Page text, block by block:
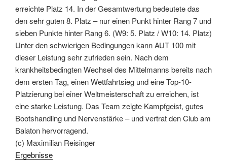
erreichte Platz 14. In der Gesamtwertung bedeutete das
den sehr guten 8. Platz – nur einen Punkt hinter Rang 7 und
sieben Punkte hinter Rang 6. (W9: 5. Platz / W10: 14. Platz)
Unter den schwierigen Bedingungen kann AUT 100 mit
dieser Leistung sehr zufrieden sein. Nach dem
krankheitsbedingten Wechsel des Mittelmanns bereits nach
dem ersten Tag, einen Wettfahrtsieg und eine Top-10-
Platzierung bei einer Weltmeisterschaft zu erreichen, ist
eine starke Leistung. Das Team zeigte Kampfgeist, gutes
Bootshandling und Nervenstärke – und vertrat den Club am
Balaton hervorragend.
(c) Maximilian Reisinger
Ergebnisse